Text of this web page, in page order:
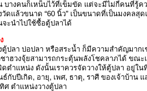
บางคนก็เหน็บไว้ที่เข็มขัด แต่จะมีไม่กี่คนที่รู้ค
ดแล้วขนาด “60 นิ้ว” เป็นขนาดที่เป็นมงคลสุด
ะนำไปใช้ซื้อตู้ปลาได้
ปลา บ่อปลา หรือสระน้ำ ก็มีความสำคัญมากเ
ชาฮวงจุ้ยสามารถกระตุ้นพลังโชคลาภได้ ขณะ
ดตำแหน่ง ดังนั้นเราควรจัดวางให้ตู้ปลา อยู่ใ
กับปีเกิด, อายุ, เพศ, ธาตุ, ราศี ของเจ้าบ้าน
ศ ตำแหน่งวางตู้ปลา